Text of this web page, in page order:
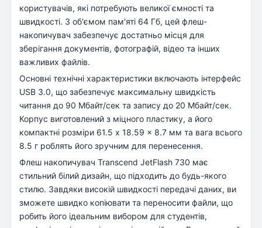
користувачів, які потребують великої ємності та
швидкості. З об'ємом пам'яті 64 Гб, цей флеш-
накопичувач забезпечує достатньо місця для
зберігання документів, фотографій, відео та інших
важливих файлів.
Основні технічні характеристики включають інтерфейс
USB 3.0, що забезпечує максимальну швидкість
читання до 90 Мбайт/сек та запису до 20 Мбайт/сек.
Корпус виготовлений з міцного пластику, а його
компактні розміри 61.5 x 18.59 x 8.7 мм та вага всього
8.5 г роблять його зручним для перенесення.
Флеш накопичувач Transcend JetFlash 730 має
стильний білий дизайн, що підходить до будь-якого
стилю. Завдяки високій швидкості передачі даних, ви
зможете швидко копіювати та переносити файли, що
робить його ідеальним вибором для студентів,